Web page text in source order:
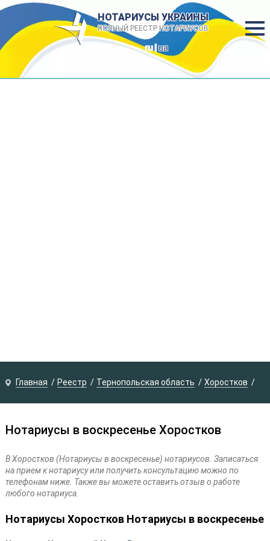
НОТАРИУСЫ УКРАИНЫ
ПОЛНЫЙ РЕЕСТР НОТАРИУСОВ
ru |ua
Главная Реестр Тернопольская область Хоростков
Нотариусы в воскресенье Хоростков
В Хоростков (Нотариусы в воскресенье) нотариусов. Записаться
на прием к нотариусу или получить консультацию можно по
телефонам ниже. Также вы можете оставить отзыв о работе
любого нотариуса.
Нотариусы Хоростков Нотариусы в воскресенье